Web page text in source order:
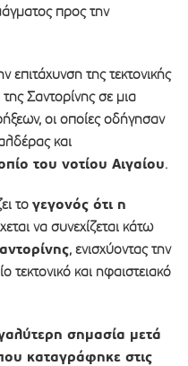
προς την
επιτάχυνση της τεκτονικής
Σαντορίνης σε μια
οι οποίες οδήγησαν
και
του νοτίου Αιγαίου.
το γεγονός ότι η
να συνεχίζεται κάτω
, ενισχύοντας την
τεκτονικό και ηφαιστειακό
σημασία μετά
καταγράφηκε στις